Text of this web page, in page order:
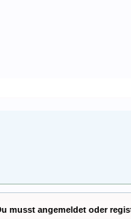
musst angemeldet oder